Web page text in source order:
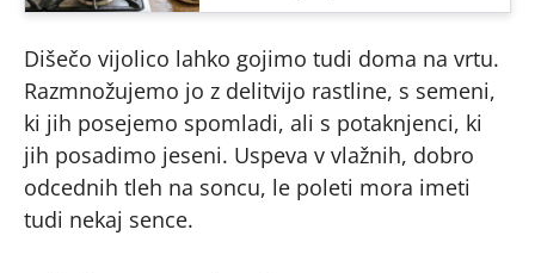
Dišečo vijolico lahko gojimo tudi doma na vrtu.
Razmnožujemo jo z delitvijo rastline, s semeni,
ki jih posejemo spomladi, ali s potaknjenci, ki
jih posadimo jeseni. Uspeva v vlažnih, dobro
odcednih tleh na soncu, le poleti mora imeti
tudi nekaj sence.